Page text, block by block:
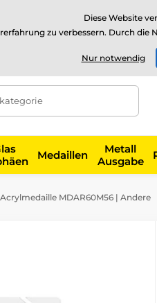
⭐Siehe 504 verifizierte
Medaillen
Metall
Ausgabe
Acrylmedaille MDAR60M56 | Andere
Diese Website
zu verbessern. Durch
Nur notwendig